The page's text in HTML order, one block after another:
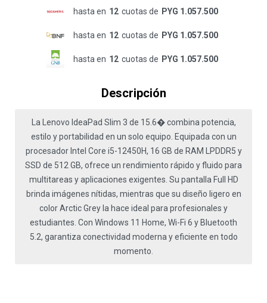
hasta en 12 cuotas de PYG 1.057.500
hasta en 12 cuotas de PYG 1.057.500
hasta en 12 cuotas de PYG 1.057.500
Descripción
La Lenovo IdeaPad Slim 3 de 15.6� combina potencia,
estilo y portabilidad en un solo equipo. Equipada con un
procesador Intel Core i5-12450H, 16 GB de RAM LPDDR5 y
SSD de 512 GB, ofrece un rendimiento rápido y fluido para
multitareas y aplicaciones exigentes. Su pantalla Full HD
brinda imágenes nítidas, mientras que su diseño ligero en
color Arctic Grey la hace ideal para profesionales y
estudiantes. Con Windows 11 Home, Wi-Fi 6 y Bluetooth
5.2, garantiza conectividad moderna y eficiente en todo
momento.